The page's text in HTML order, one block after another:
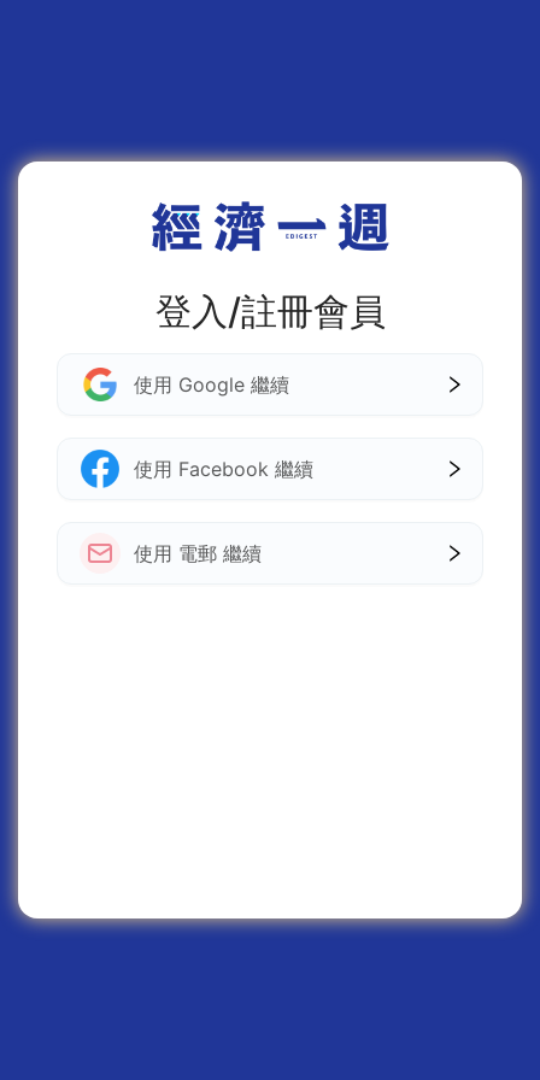
登入/註冊會員
使用 Google 繼續
使用 Facebook 繼續
使用 電郵 繼續